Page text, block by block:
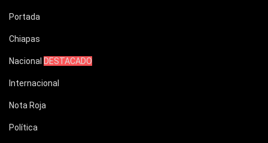
Portada
Chiapas
Nacional DESTACADO
Internacional
Nota Roja
Política